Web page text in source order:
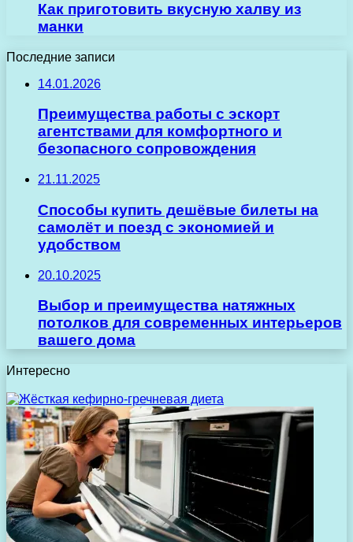
Как приготовить вкусную халву из
манки
Последние записи
14.01.2026
Преимущества работы с эскорт
агентствами для комфортного и
безопасного сопровождения
21.11.2025
Способы купить дешёвые билеты на
самолёт и поезд с экономией и
удобством
20.10.2025
Выбор и преимущества натяжных
потолков для современных интерьеров
вашего дома
Интересно